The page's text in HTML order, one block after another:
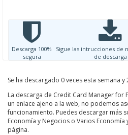
Descarga 100%
segura
Sigue las intrucciones de
de descarga
Se ha descargado 0 veces esta semana y
La descarga de Credit Card Manager for
un enlace ajeno a la web, no podemos
funcionamiento. Puedes descargar más
Economía y Negocios o Varios
página.